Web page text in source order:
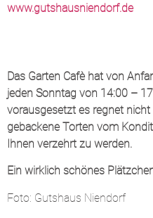
www.gutshausniendorf.de
Das Garten Cafè hat von
jeden Sonntag von 14:00 –
vorausgesetzt es regnet nicht
gebackene Torten vom
Ihnen verzehrt zu werden.
Ein wirklich schönes
Foto: Gutshaus Niendorf